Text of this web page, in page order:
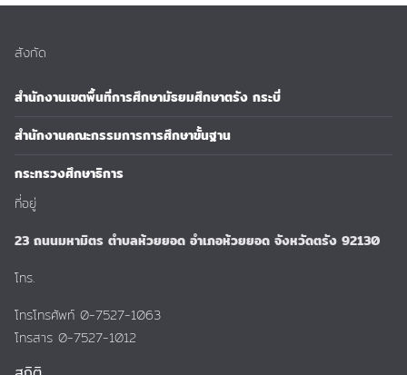
สังกัด
สำนักงานเขตพื้นที่การศึกษามัธยมศึกษาตรัง กระบี่
สำนักงานคณะกรรมการการศึกษาขั้นฐาน
กระทรวงศึกษาธิการ
ที่อยู่
23 ถนนมหามิตร ตำบลห้วยยอด อำเภอห้วยยอด จังหวัดตรัง 92130
โทร.
โทรโทรศัพท์ 0-7527-1063
โทรสาร 0-7527-1012